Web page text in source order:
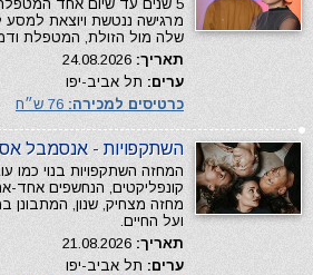
5 שנים עד שיום אחד
מרגישה ננטשת ויוצאת למסע
שלה מול הזולת, המטפלת
תאריך:
ערים: תל אביב-יפו
כרטיסים למכירה:
השתקפויות - אנסמבל
המחזה השתקפויות בנוי כמו
קונפליקטים, הנחשפים אחד-
מחזה מצחיק, שנון, המתבונן
ועל החיים.
תאריך:
ערים: תל אביב-יפו